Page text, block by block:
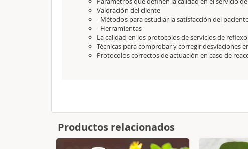
Valoración del cliente
- Métodos para estudiar la satisfacción del
- Herramientas
La calidad en los protocolos de servicios de
Técnicas para comprobar y corregir desviaciones
Protocolos correctos de actuación en caso de
Productos relacionados